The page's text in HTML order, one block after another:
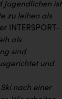
Jugendlichen ist
zu leihen als
INTERSPORT-
als
sind
und
nach einer